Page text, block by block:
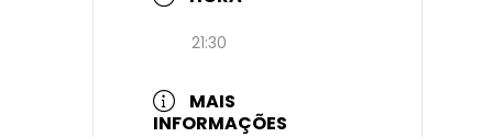
21:30
MAIS
INFORMAÇÕES